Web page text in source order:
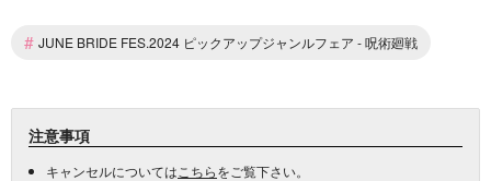
# JUNE BRIDE FES.2024 ピックアップジャンルフェア - 呪術廻戦
注意事項
キャンセルについては こちらをご覧下さい。